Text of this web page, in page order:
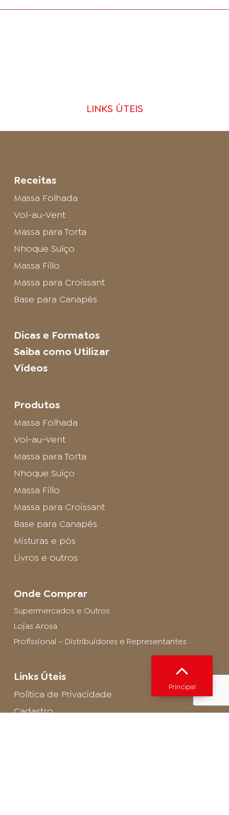
LINKS ÚTEIS
Receitas
Massa Folhada
Vol-au-Vent
Massa para Torta
Nhoque Suíço
Massa Fillo
Massa para Croissant
Base para Canapés
Dicas e Formatos
Saiba como Utilizar
Vídeos
Produtos
Massa Folhada
Vol-au-Vent
Massa para Torta
Nhoque Suíço
Massa Fillo
Massa para Croissant
Base para Canapés
Misturas e pós
Livros e outros
Onde Comprar
Supermercados e Outros
Lojas Arosa
Profissional – Distribuidores e Representantes
Links Úteis
Política de Privacidade
Cadastro
Principal